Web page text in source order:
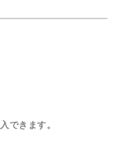
できます。